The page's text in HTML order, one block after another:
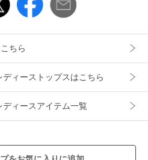
Tシャツ
ちら
ィーストップスはこちら
ィースアイテム一覧